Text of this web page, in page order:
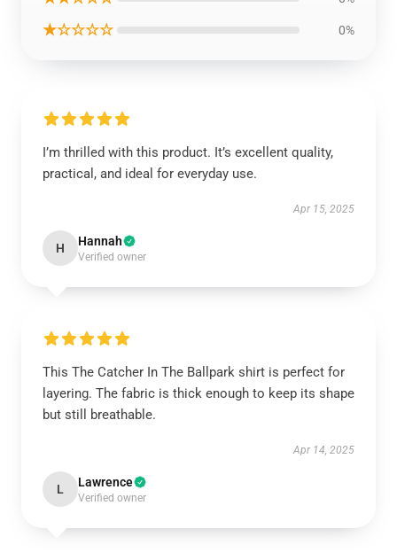
★☆☆☆☆ 0%
I’m thrilled with this product. It’s excellent quality,
practical, and ideal for everyday use.
Apr 15, 2025
H Hannah
Verified owner
This The Catcher In The Ballpark shirt is perfect for
layering. The fabric is thick enough to keep its shape
but still breathable.
Apr 14, 2025
L Lawrence
Verified owner